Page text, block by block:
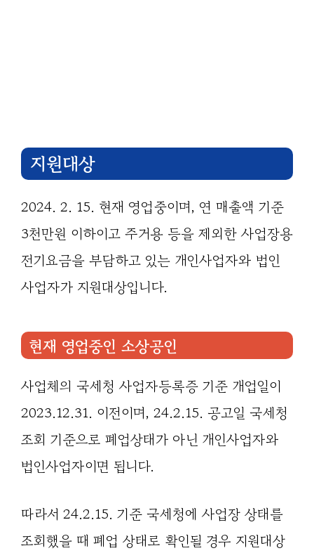
지원대상
2024. 2. 15. 현재 영업중이며, 연 매출액 기준
3천만원 이하이고 주거용 등을 제외한 사업장용
전기요금을 부담하고 있는 개인사업자와 법인
사업자가 지원대상입니다.
현재 영업중인 소상공인
사업체의 국세청 사업자등록증 기준 개업일이
2023.12.31. 이전이며, 24.2.15. 공고일 국세청
조회 기준으로 폐업상태가 아닌 개인사업자와
법인사업자이면 됩니다.
따라서 24.2.15. 기준 국세청에 사업장 상태를
조회했을 때 폐업 상태로 확인될 경우 지원대상